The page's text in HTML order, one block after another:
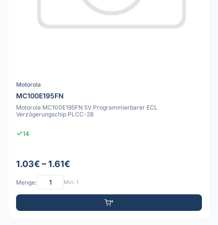
Motorola
MC100E195FN
Motorola MC100E195FN 5V Programmierbarer ECL
Verzögerungschip PLCC-28
14
1.03€ – 1.61€
Menge: Min: 1